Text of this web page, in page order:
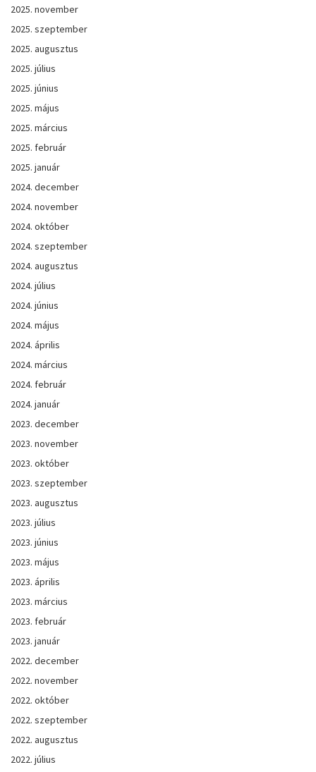
2025. november
2025. szeptember
2025. augusztus
2025. július
2025. június
2025. május
2025. március
2025. február
2025. január
2024. december
2024. november
2024. október
2024. szeptember
2024. augusztus
2024. július
2024. június
2024. május
2024. április
2024. március
2024. február
2024. január
2023. december
2023. november
2023. október
2023. szeptember
2023. augusztus
2023. július
2023. június
2023. május
2023. április
2023. március
2023. február
2023. január
2022. december
2022. november
2022. október
2022. szeptember
2022. augusztus
2022. július